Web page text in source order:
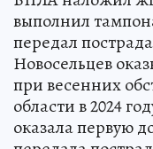
выполнил
передал
Новосельцев
при весенних
области в 2024
оказала первую